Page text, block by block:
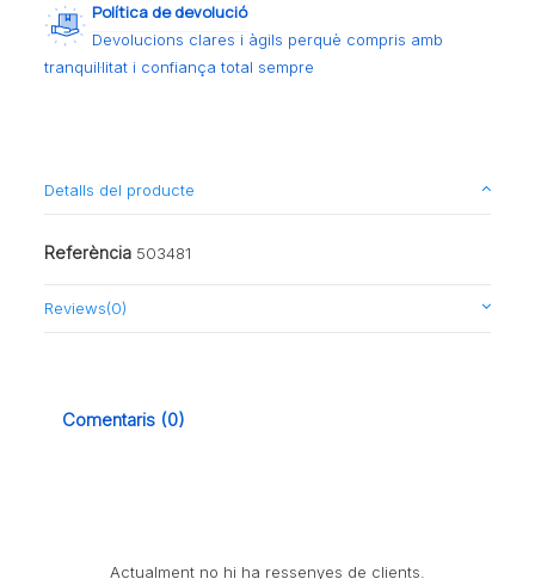
Política de devolució
Devolucions clares i àgils perquè compris amb
tranquil·litat i confiança total sempre
Detalls del producte
Referència 503481
Reviews(0)
Comentaris (0)
Actualment no hi ha ressenyes de clients.